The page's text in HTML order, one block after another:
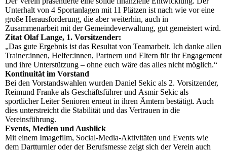
Unterhalt von 4 Sportanlagen mit 11 Plätzen ist nach wie vor eine
große Herausforderung, die aber weiterhin, auch in
Zusammenarbeit mit der Gemeindeverwaltung, gut gemeistert wird.
Zitat Olaf Lange, 1. Vorsitzender:
„Das gute Ergebnis ist das Resultat von Teamarbeit. Ich danke allen
Trainer:innen, Helfer:innen, Partnern und Eltern für ihr Engagement
und ihre Unterstützung – ohne euch wäre das alles nicht möglich.“
Kontinuität im Vorstand
Bei den Vorstandswahlen wurden Daniel Sekic als 2. Vorsitzender,
Reimund Franke als Geschäftsführer und Asmir Sekic als
sportlicher Leiter Senioren erneut in ihren Ämtern bestätigt. Auch
dies unterstreicht die Stabilität und das Vertrauen in die
Vereinsführung.
Events, Medien und Ausblick
Mit einem Imagefilm, Social-Media-Aktivitäten und Events wie
dem Dartturnier oder der Berufsmesse zeigt sich der Verein auch